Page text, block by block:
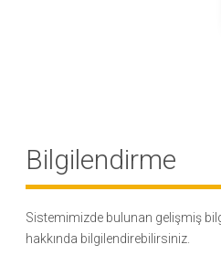
Bilgilendirme
Sistemimizde bulunan gelişmiş
hakkında bilgilendirebilirsiniz.